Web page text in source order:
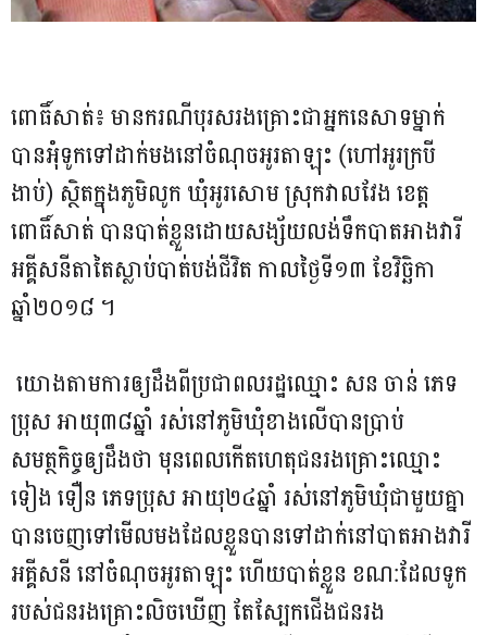
ពោធិ៍សាត់៖ មានករណីបុរសរង​គ្រោះជាអ្នក​នេសាទ​ម្នាក់ ​
បាន​អុំទូក​ទៅដាក់​មងនៅ​ចំណុចអូរតាឡុះ (ហៅអូរ​ក្របី
ងាប់) ស្ថិតក្នុងភូមិលូក ឃុំអូរសោម ស្រុកវាលវែង ខេត្ត
ពោធិ៍សាត់ បានបាត់​ខ្លួនដោយ​សង្ស័យ​លង់ទឹក​បាតអាង​វារី
អគ្គី​សនីតាតៃ​ស្លាប់បាត់​បង់ជីវិត កាលថ្ងៃទី១៣ ខែវិច្ឆិកា
ឆ្នាំ២០១៨ ។
យោងតាមការ​ឲ្យដឹងពីប្រជា​ពលរដ្ឋ​ឈ្មោះ សន ចាន់ ភេទ
ប្រុស អាយុ៣៨ឆ្នាំ រស់នៅភូមិ​ឃុំខាងលើ​បានប្រាប់​
សមត្ថកិច្ចឲ្យ​ដឹងថា មុនពេល​កើតហេតុ​ជនរងគ្រោះឈ្មោះ
ទៀង ទឿន ភេទប្រុស អាយុ២៤ឆ្នាំ រស់នៅភូមិ​ឃុំជាមួយ​គ្នា
បានចេ​ញទៅមើល​មងដែលខ្លួ​នបានទៅ​ដាក់នៅ​បាតអាង​វារី
អគ្គីសនី នៅចំណុចអូរតាឡុះ ហើយបាត់​ខ្លួន ខណ:ដែលទូក
របស់ជន​រងគ្រោះលិច​ឃើញ តែ​ស្បែកជើង​ជនរង​